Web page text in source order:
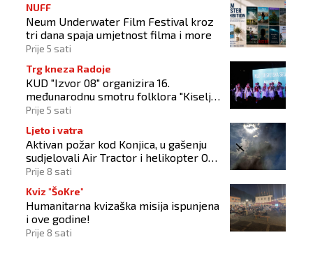
NUFF
Neum Underwater Film Festival kroz
tri dana spaja umjetnost filma i more
Prije 5 sati
Trg kneza Radoje
KUD "Izvor 08" organizira 16.
međunarodnu smotru folklora "Kiseljak
2026"
Prije 5 sati
Ljeto i vatra
Aktivan požar kod Konjica, u gašenju
sudjelovali Air Tractor i helikopter OS-
a BiH
Prije 8 sati
Kviz "ŠoKre"
Humanitarna kvizaška misija ispunjena
i ove godine!
Prije 8 sati